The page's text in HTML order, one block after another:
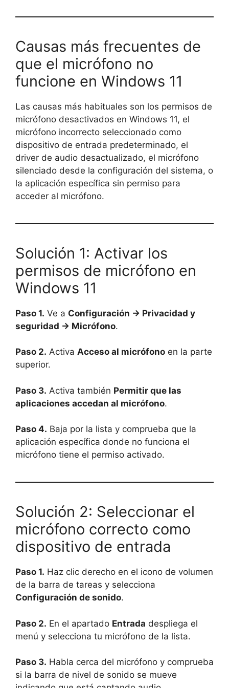
Causas más frecuentes de
que el micrófono no
funcione en Windows 11
Las causas más habituales son los permisos de
micrófono desactivados en Windows 11, el
micrófono incorrecto seleccionado como
dispositivo de entrada predeterminado, el
driver de audio desactualizado, el micrófono
silenciado desde la configuración del sistema, o
la aplicación específica sin permiso para
acceder al micrófono.
Solución 1: Activar los
permisos de micrófono en
Windows 11
Paso 1. Ve a Configuración → Privacidad y
seguridad → Micrófono.
Paso 2. Activa Acceso al micrófono en la parte
superior.
Paso 3. Activa también Permitir que las
aplicaciones accedan al micrófono.
Paso 4. Baja por la lista y comprueba que la
aplicación específica donde no funciona el
micrófono tiene el permiso activado.
Solución 2: Seleccionar el
micrófono correcto como
dispositivo de entrada
Paso 1. Haz clic derecho en el icono de volumen
de la barra de tareas y selecciona
Configuración de sonido.
Paso 2. En el apartado Entrada despliega el
menú y selecciona tu micrófono de la lista.
Paso 3. Habla cerca del micrófono y comprueba
si la barra de nivel de sonido se mueve